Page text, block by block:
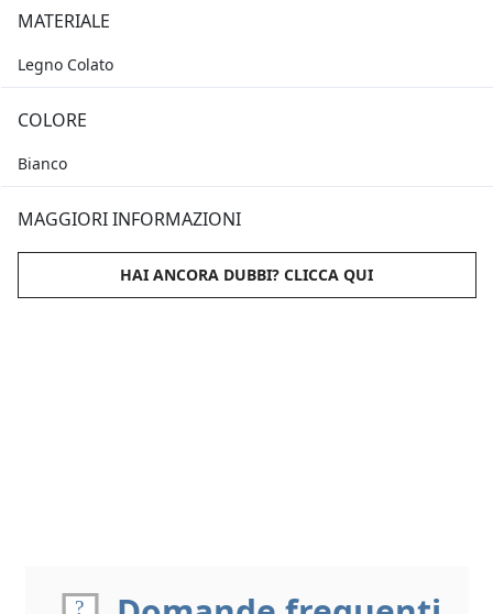
MATERIALE
Legno Colato
COLORE
Bianco
MAGGIORI INFORMAZIONI
HAI ANCORA DUBBI? CLICCA QUI